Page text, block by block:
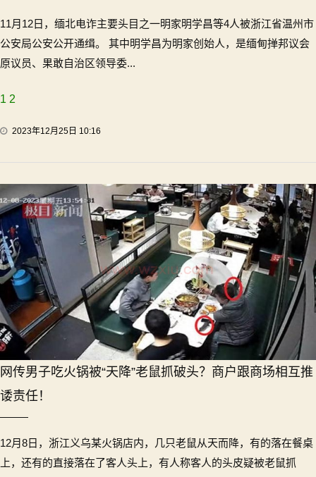
11月12日，缅北电诈主要头目之一明家明学昌等4人被浙江省温州市
公安局公安公开通缉。 其中明学昌为明家创始人，是缅甸掸邦议会
原议员、果敢自治区领导委...
1 2
2023年12月25日 10:16
网传男子吃火锅被“天降”老鼠抓破头？商户跟商场相互推
诿责任！
12月8日，浙江义乌某火锅店内，几只老鼠从天而降，有的落在餐桌
上，还有的直接落在了客人头上，有人称客人的头皮疑被老鼠抓